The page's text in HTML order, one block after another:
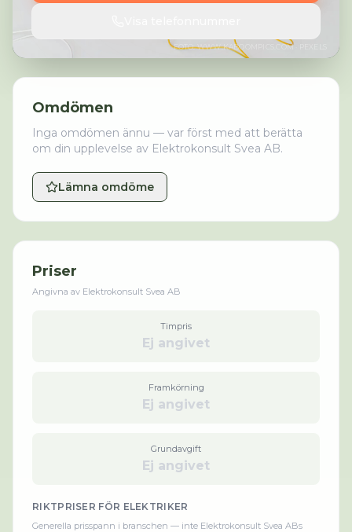
FOTO:WWW.KABOOMPICS.COM· PEXELS
Omdömen
Inga omdömen ännu — var först med att berätta
om din upplevelse av Elektrokonsult Svea AB.
Lämna omdöme
Priser
Angivna av Elektrokonsult Svea AB
Timpris
Ej angivet
Framkörning
Ej angivet
Grundavgift
Ej angivet
RIKTPRISER FÖR ELEKTRIKER
Generella prisspann i branschen — inte Elektrokonsult Svea ABs